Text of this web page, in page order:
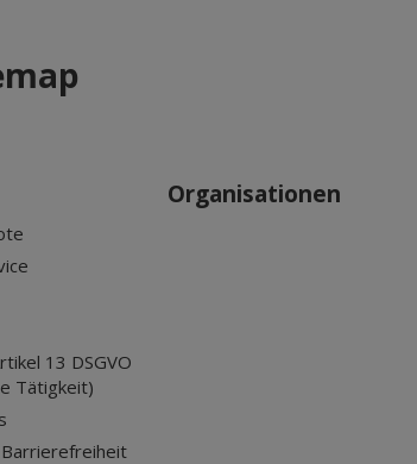
13 DSGVO
Tätigkeit)
Barrierefreiheit
Organisationen